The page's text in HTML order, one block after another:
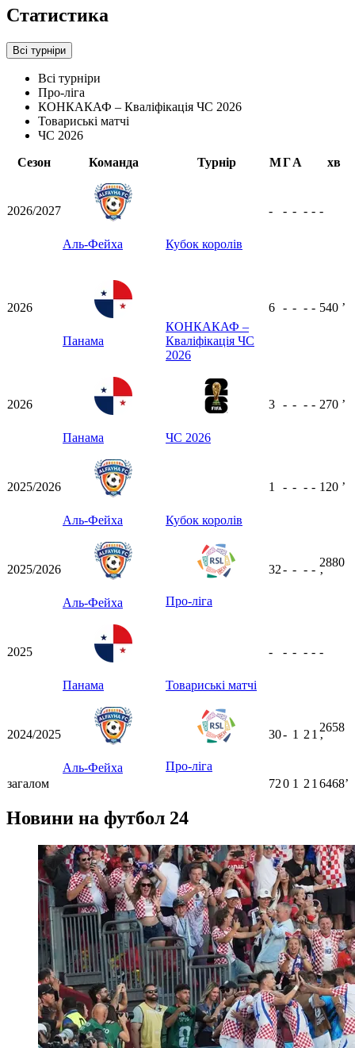
Статистика
Всі турніри
Всі турніри
Про-ліга
КОНКАКАФ – Кваліфікація ЧС 2026
Товариські матчі
ЧС 2026
Сезон
Команда Турнір МГА хв
2026/2027
Аль-Фейха Кубок королів
- - - - - -
2026
Панама
КОНКАКАФ –
Кваліфікація ЧС
2026
6 - - - - 540 ʼ
2026
Панама ЧС 2026
3 - - - - 270 ʼ
2025/2026
Аль-Фейха Кубок королів
1 - - - - 120 ʼ
2025/2026
Аль-Фейха Про-ліга
32- - - -
2880
ʼ
2025
Панама Товариські матчі
- - - - - -
2024/2025
Аль-Фейха Про-ліга
30- 1 2 1
2658
ʼ
загалом 720 1 2 1 6468ʼ
Новини на футбол 24